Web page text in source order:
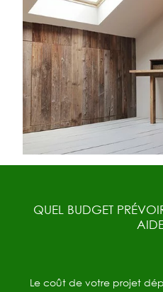
QUEL BUDGET
Le coût de votre projet